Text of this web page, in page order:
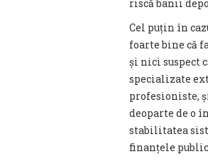
riscă banii
Cel puțin în
foarte bine că
și nici suspect
specializate
profesioniste,
deoparte de o
stabilitatea
finanțele